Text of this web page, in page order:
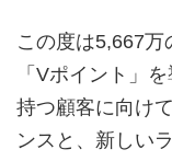
この度は5,667
「Vポイント」
持つ顧客に向け
ンスと、新しい